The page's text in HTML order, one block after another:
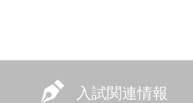
入試関連情報